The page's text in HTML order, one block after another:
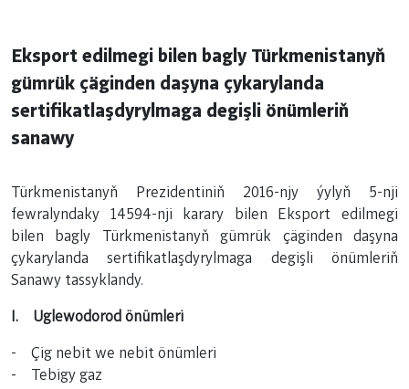
Eksport edilmegi bilen bagly Türkmenistanyň
gümrük çäginden daşyna çykarylanda
sertifikatlaşdyrylmaga degişli önümleriň
sanawy
Türkmenistanyň Prezidentiniň 2016-njy ýylyň 5-nji
fewralyndaky 14594-nji karary bilen Eksport edilmegi
bilen bagly Türkmenistanyň gümrük çäginden daşyna
çykarylanda sertifikatlaşdyrylmaga degişli önümleriň
Sanawy tassyklandy.
I. Uglewodorod önümleri
- Çig nebit we nebit önümleri
- Tebigy gaz